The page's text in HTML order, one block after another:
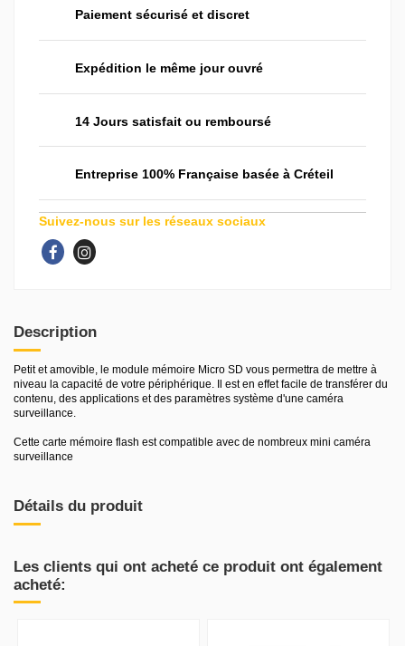
Paiement sécurisé et discret
Expédition le même jour ouvré
14 Jours satisfait ou remboursé
Entreprise 100% Française basée à Créteil
Suivez-nous sur les réseaux sociaux
Description
Petit et amovible, le module mémoire Micro SD vous permettra de mettre à
niveau la capacité de votre périphérique. Il est en effet facile de transférer du
contenu, des applications et des paramètres système d'une caméra
surveillance.
Cette carte mémoire flash est compatible avec de nombreux mini caméra
surveillance
Détails du produit
Les clients qui ont acheté ce produit ont également
acheté: